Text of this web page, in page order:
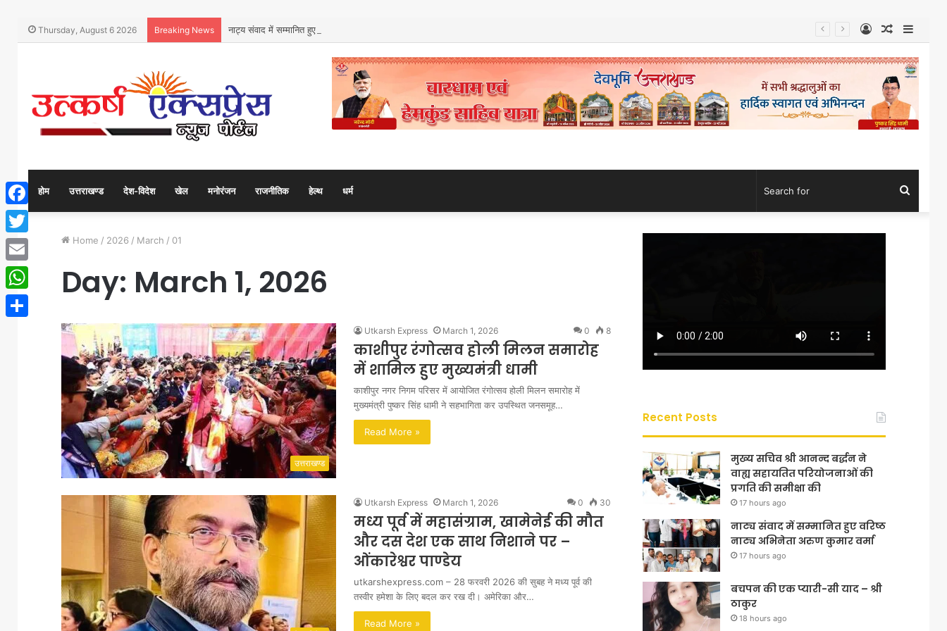
Thursday, August 6 2026 Breaking News नाट्य संवाद में सम्मानित हुए वरिष्ठ नाट्य अभिनेता अरुण कुमार वर्मा
Random
Article
Log
In
होम उत्तराखण्ड देश-विदेश खेल मनोरंजन राजनीतिक हेल्थ धर्म
Home / 2026 / March / 01
Day: March 1, 2026
उत्तराखण्ड
Utkarsh Express March 1, 2026 0 8
काशीपुर रंगोत्सव होली मिलन समारोह
में शामिल हुए मुख्यमंत्री धामी
काशीपुर नगर निगम परिसर में आयोजित रंगोत्सव होली मिलन समारोह में
मुख्यमंत्री पुष्कर सिंह धामी ने सहभागिता कर उपस्थित जनसमूह…
Read More »
Utkarsh Express March 1, 2026 0 30
मध्य पूर्व में महासंग्राम, खामेनेई की मौत
और दस देश एक साथ निशाने पर –
ओंकारेश्वर पाण्डेय
utkarshexpress.com – 28 फरवरी 2026 की सुबह ने मध्य पूर्व की
तस्वीर हमेशा के लिए बदल कर रख दी। अमेरिका और…
Read More »
Recent Posts
मुख्य सचिव श्री आनन्द बर्द्धन ने
वाह्य सहायतित परियोजनाओं की
प्रगति की समीक्षा की
17 hours ago
नाट्य संवाद में सम्मानित हुए वरिष्ठ
नाट्य अभिनेता अरुण कुमार वर्मा
17 hours ago
बचपन की एक प्यारी-सी याद – श्री
ठाकुर
18 hours ago
Facebook
Twitter
Email
WhatsApp